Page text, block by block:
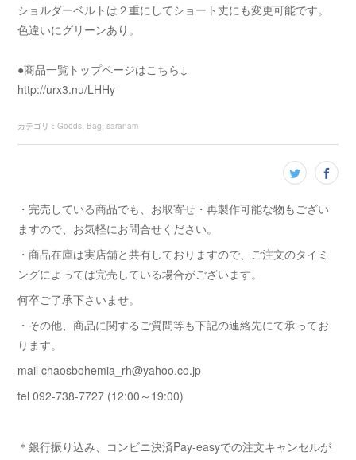
ショルダーベルトは２重にしてショート丈にも変更可能です。
色違いにグリーンあり。
●商品一覧トップページはこちら↓
http://urx3.nu/LHHy
カテゴリ ：Goods Bag saranam
・完売している商品でも、お取寄せ・再製作可能な物もござい
ますので、お気軽にお問合せください。
・商品在庫は実店舗と共有しておりますので、ご注文のタイミ
ングによっては完売している場合がございます。
何卒ご了承下さいませ。
・その他、商品に関するご質問等も下記の連絡先にて承ってお
ります。
mail chaosbohemia_rh@yahoo.co.jp
tel 092-738-7727 (12:00～19:00)
＊銀行振り込み、コンビニ決済Pay-easyでの注文キャンセルが